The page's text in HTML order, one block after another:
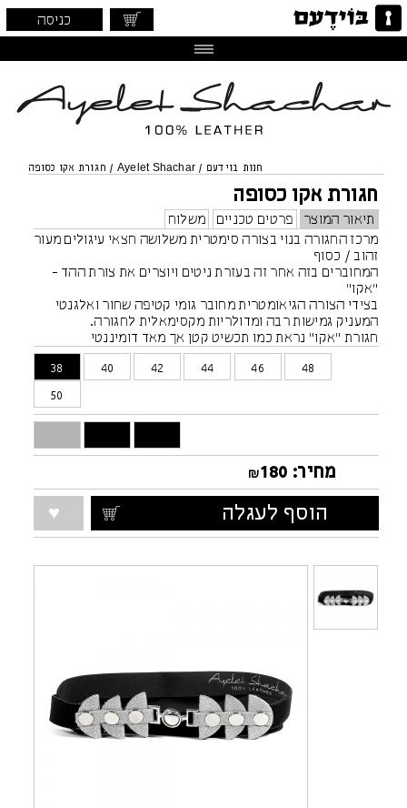
כניסה
חנות בוידעם /
Ayelet Shachar
/ חגורת אקו כסופה
חגורת אקו כסופה
תיאור המוצר פרטים טכניים
משלוח
מרכז החגורה בנוי בצורה סימטרית משלושה חצאי עיגולים מעור
זהוב / כסוף
המחוברים בזה אחר זה בעזרת ניטים ויוצרים את צורת ההד -
"אקו"
בצידי הצורה הגיאומטרית מחובר גומי קטיפה שחור ואלגנטי
המעניק גמישות רבה ומדולריות מקסימאלית לחגורה.
חגורת "אקו" נראת כמו תכשיט קטן אך מאד דומיננטי
יכולה להשתלב על מכנס שמלה או חצאית - במותן גבוהה
38 40 42 44 46 48
50
מחיר: ₪180
הוסף לעגלה